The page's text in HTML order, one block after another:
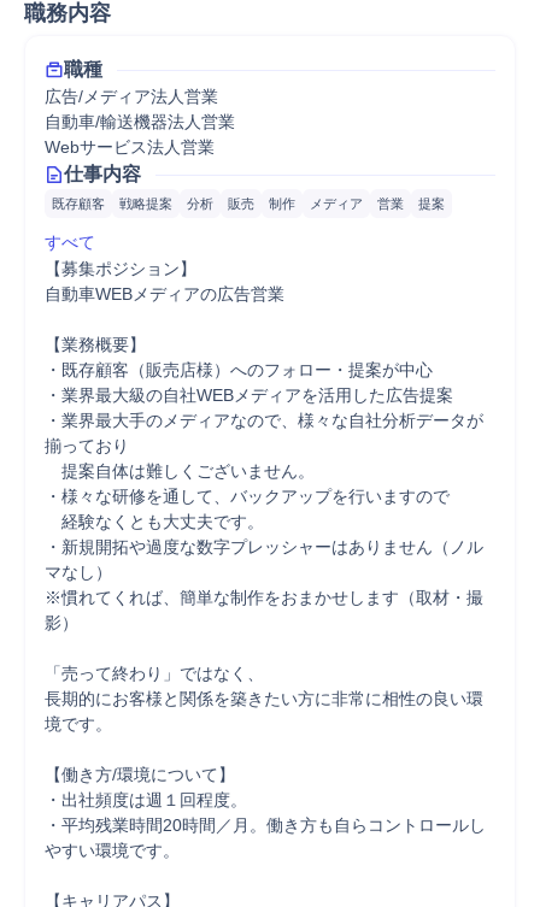
職務内容
職種
広告/メディア法人営業
自動車/輸送機器法人営業
Webサービス法人営業
仕事内容
既存顧客 戦略提案 分析 販売 制作 メディア 営業 提案
すべて
【募集ポジション】
自動車WEBメディアの広告営業
【業務概要】
・既存顧客（販売店様）へのフォロー・提案が中心
・業界最大級の自社WEBメディアを活用した広告提案
・業界最大手のメディアなので、様々な自社分析データが
揃っており
提案自体は難しくございません。
・様々な研修を通して、バックアップを行いますので
経験なくとも大丈夫です。
・新規開拓や過度な数字プレッシャーはありません（ノル
マなし）
※慣れてくれば、簡単な制作をおまかせします（取材・撮
影）
「売って終わり」ではなく、
長期的にお客様と関係を築きたい方に非常に相性の良い環
境です。
【働き方/環境について】
・出社頻度は週１回程度。
・平均残業時間20時間／月。働き方も自らコントロールし
やすい環境です。
【キャリアパス】